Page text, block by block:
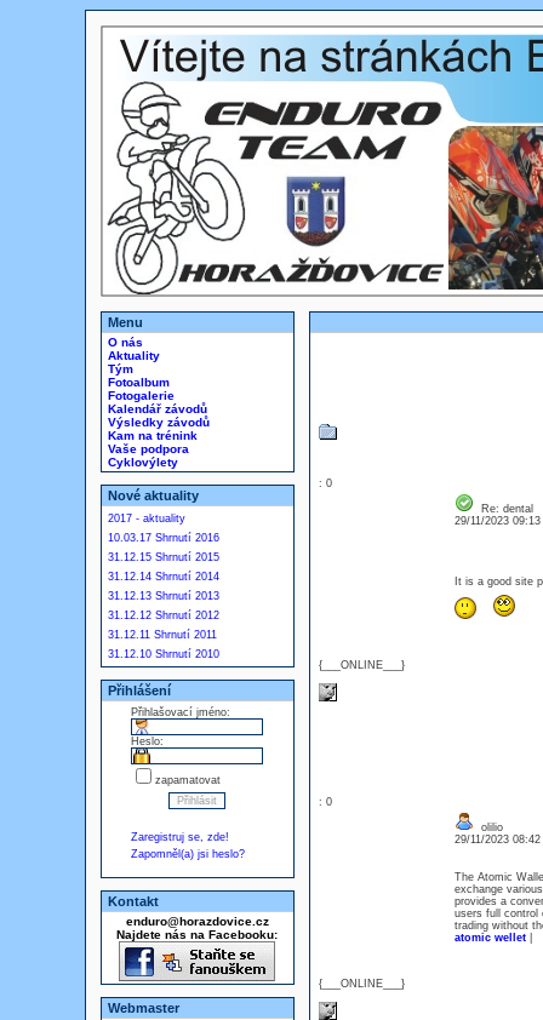
Menu
O nás
Aktuality
Tým
Fotoalbum
Fotogalerie
Kalendář závodů
Výsledky závodů
Kam na trénink
Vaše podpora
Cyklovýlety
Nové aktuality
2017 - aktuality
10.03.17 Shrnutí 2016
31.12.15 Shrnutí 2015
31.12.14 Shrnutí 2014
31.12.13 Shrnutí 2013
31.12.12 Shrnutí 2012
31.12.11 Shrnutí 2011
31.12.10 Shrnutí 2010
Přihlášení
Přihlašovací jméno:
Heslo:
zapamatovat
Zaregistruj se, zde!
Zapomněl(a) jsi heslo?
Kontakt
enduro@horazdovice.cz
Najdete nás na Facebooku:
Webmaster
: 0
{___ONLINE___}
Re: dental
29/11/2023
It is a good site
: 0
{___ONLINE___}
olilio
29/11/2023
The Atomic
exchange
provides a
users full control
trading without
atomic wellet|